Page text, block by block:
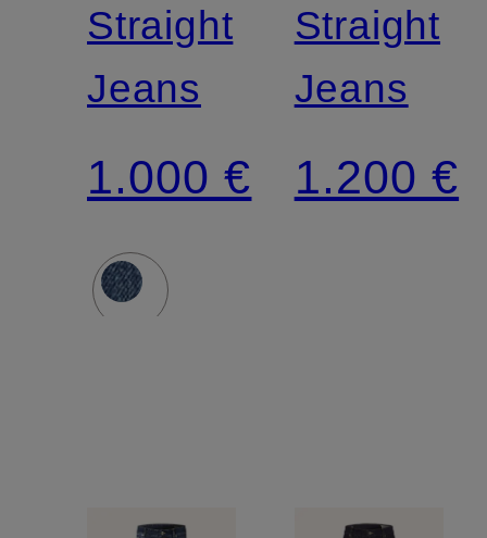
Straight
Jeans
1.000 €
Straight
Jeans
1.200 €